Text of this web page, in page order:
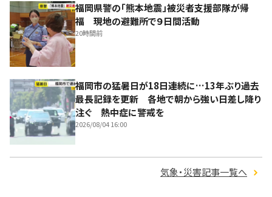
福岡県警の「熊本地震」被災者支援部隊が帰
福 現地の避難所で９日間活動
20時間前
福岡市の猛暑日が18日連続に…13年ぶり過去
最長記録を更新 各地で朝から強い日差し降り
注ぐ 熱中症に警戒を
2026/08/04 16:00
気象・災害記事一覧へ